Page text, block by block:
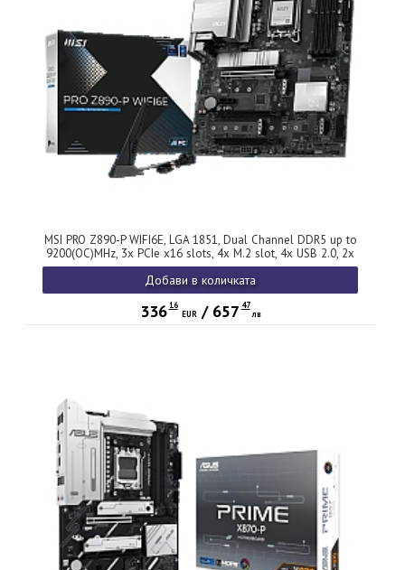
MSI PRO Z890-P WIFI6E, LGA 1851, Dual Channel DDR5 up to
9200(OC)MHz, 3x PCIe x16 slots, 4x M.2 slot, 4x USB 2.0, 2x
USB 3.2 Gen 1, 1x USB 3.2 Gen 2, 1x USB 3.2 Gen 2 Type-C,
1x HDMI, 1x DP, 5Gbps LAN, WIFI6E, 7.1 Audio, 3Y
Добави в количката
336 16
EUR/ 657 47
лв